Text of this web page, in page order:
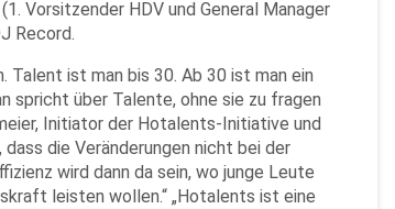
Vorsitzender HDV und General Manager
Record.
Talent ist man bis 30. Ab 30 ist man ein
spricht über Talente, ohne sie zu fragen
Initiator der Hotalents-Initiative und
die Veränderungen nicht bei der
wird dann da sein, wo junge Leute
leisten wollen.“ „Hotalents ist eine